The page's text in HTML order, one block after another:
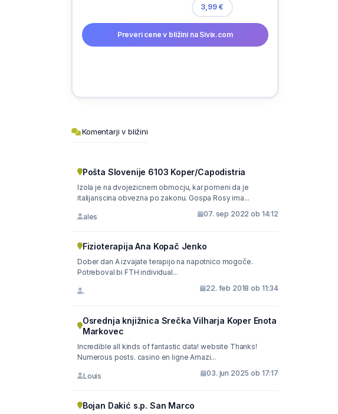
3,99 €
Preveri cene v bližini na Sivix.com
Komentarji v bližini
Pošta Slovenije 6103 Koper/Capodistria
Izola je na dvojezicnem obmocju, kar pomeni da je
italijanscina obvezna po zakonu. Gospa Rosy ima...
ales 07. sep 2022 ob 14:12
Fizioterapija Ana Kopač Jenko
Dober dan A izvajate terapijo na napotnico mogoče.
Potreboval bi FTH individual...
. 22. feb 2018 ob 11:34
Osrednja knjižnica Srečka Vilharja Koper Enota
Markovec
Incredible all kinds of fantastic data! website Thanks!
Numerous posts. casino en ligne Amazi...
Louis 03. jun 2025 ob 17:17
Bojan Dakić s.p. San Marco